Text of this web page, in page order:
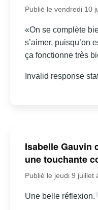
Publié le vendredi 10
«On se complète
s’aimer, puisqu’on
ça fonctionne très
Invalid response
Isabelle Gauvin
une touchante
Publié le jeudi 9 juillet
Une belle réflexion.